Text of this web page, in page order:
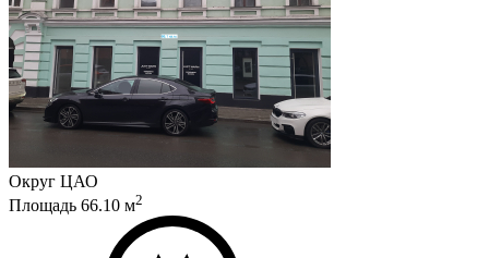
Округ ЦАО
Площадь 66.10 м2